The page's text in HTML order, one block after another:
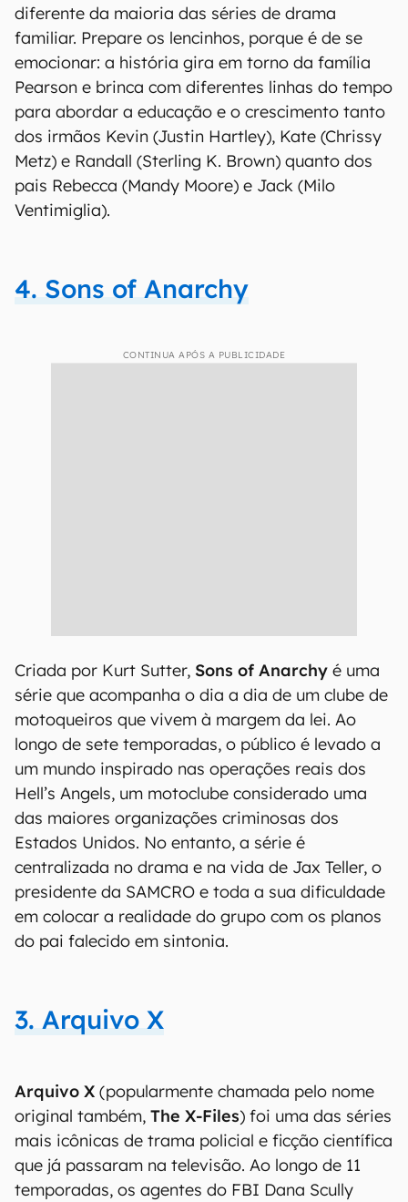
diferente da maioria das séries de drama
familiar. Prepare os lencinhos, porque é de se
emocionar: a história gira em torno da família
Pearson e brinca com diferentes linhas do tempo
para abordar a educação e o crescimento tanto
dos irmãos Kevin (Justin Hartley), Kate (Chrissy
Metz) e Randall (Sterling K. Brown) quanto dos
pais Rebecca (Mandy Moore) e Jack (Milo
Ventimiglia).
4. Sons of Anarchy
CONTINUA APÓS A PUBLICIDADE
Criada por Kurt Sutter, Sons of Anarchy é uma
série que acompanha o dia a dia de um clube de
motoqueiros que vivem à margem da lei. Ao
longo de sete temporadas, o público é levado a
um mundo inspirado nas operações reais dos
Hell’s Angels, um motoclube considerado uma
das maiores organizações criminosas dos
Estados Unidos. No entanto, a série é
centralizada no drama e na vida de Jax Teller, o
presidente da SAMCRO e toda a sua dificuldade
em colocar a realidade do grupo com os planos
do pai falecido em sintonia.
3. Arquivo X
Arquivo X (popularmente chamada pelo nome
original também, The X-Files) foi uma das séries
mais icônicas de trama policial e ficção científica
que já passaram na televisão. Ao longo de 11
temporadas, os agentes do FBI Dana Scully